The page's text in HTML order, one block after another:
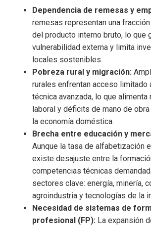
Dependencia de remesas y
remesas representan una
del producto interno bruto, lo que
vulnerabilidad externa y limita
locales sostenibles.
Pobreza rural y migración:
rurales enfrentan acceso limitado
técnica avanzada, lo que alimenta
laboral y déficits de mano de
la economía doméstica.
Brecha entre educación y
Aunque la tasa de alfabetización
existe desajuste entre la
competencias técnicas
sectores clave: energía, minería,
agroindustria y tecnologías de la
Necesidad de sistemas de
profesional (FP): La expansión